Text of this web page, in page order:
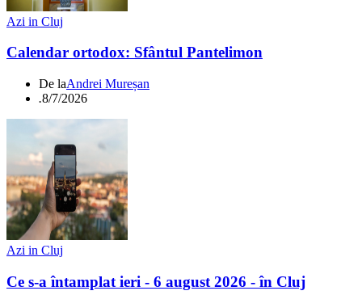
Azi in Cluj
Calendar ortodox: Sfântul Pantelimon
De laAndrei Mureșan
.8/7/2026
Azi in Cluj
Ce s-a întamplat ieri - 6 august 2026 - în Cluj